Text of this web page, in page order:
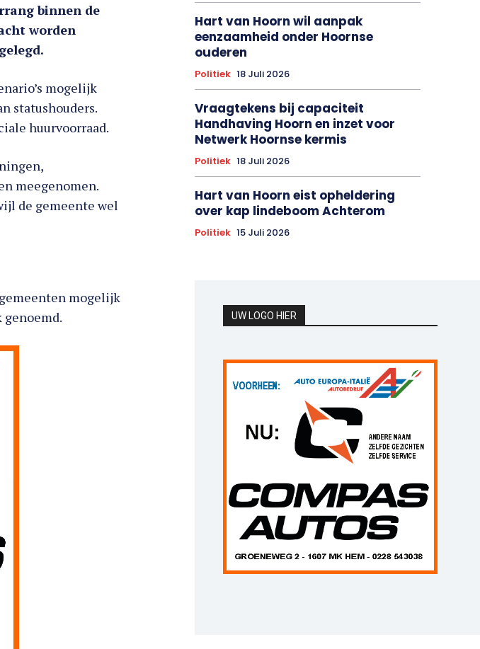
binnen de
worden
mogelijk
statushouders.
huurvoorraad.
meegenomen.
de gemeente wel
mogelijk
Hart van Hoorn wil aanpak
eenzaamheid onder Hoornse
ouderen
Politiek 18 Juli 2026
Vraagtekens bij capaciteit
Handhaving Hoorn en inzet voor
Netwerk Hoornse kermis
Politiek 18 Juli 2026
Hart van Hoorn eist opheldering
over kap lindeboom Achterom
Politiek 15 Juli 2026
UW LOGO HIER